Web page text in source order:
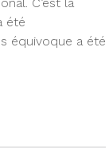
été
équivoque a été